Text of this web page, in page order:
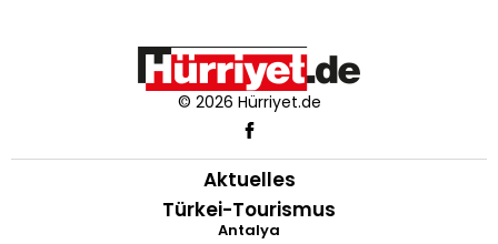
© 2026 Hürriyet.de
Aktuelles
Türkei-Tourismus
Antalya